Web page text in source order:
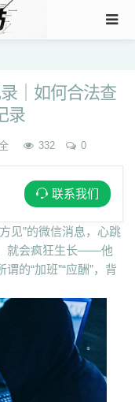
｜如何合法查
录
332 0
联系我们
见”的微信消息，心跳
就会疯狂生长——他
的“加班”“应酬”，背